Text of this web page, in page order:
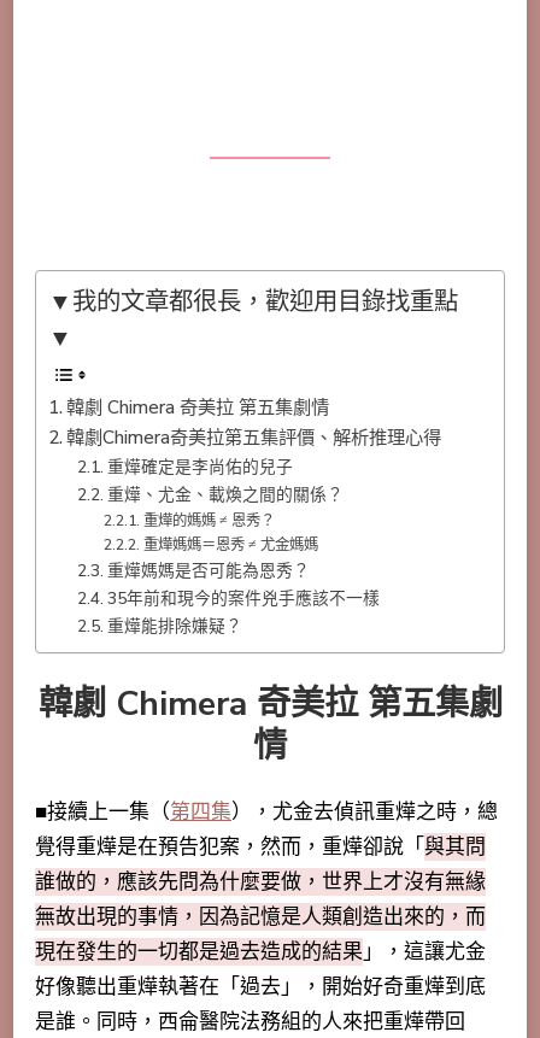
▼我的文章都很長，歡迎用目錄找重點
▼
韓劇 Chimera 奇美拉 第五集劇情
韓劇Chimera奇美拉第五集評價、解析推理心得
重燁確定是李尚佑的兒子
重燁、尤金、載煥之間的關係？
重燁的媽媽 ≠ 恩秀？
重燁媽媽＝恩秀 ≠ 尤金媽媽
重燁媽媽是否可能為恩秀？
35年前和現今的案件兇手應該不一樣
重燁能排除嫌疑？
韓劇 Chimera 奇美拉 第五集劇
情
■接續上一集（第四集），尤金去偵訊重燁之時，總
覺得重燁是在預告犯案，然而，重燁卻說「與其問
誰做的，應該先問為什麼要做，世界上才沒有無緣
無故出現的事情，因為記憶是人類創造出來的，而
現在發生的一切都是過去造成的結果」，這讓尤金
好像聽出重燁執著在「過去」，開始好奇重燁到底
是誰。同時，西侖醫院法務組的人來把重燁帶回